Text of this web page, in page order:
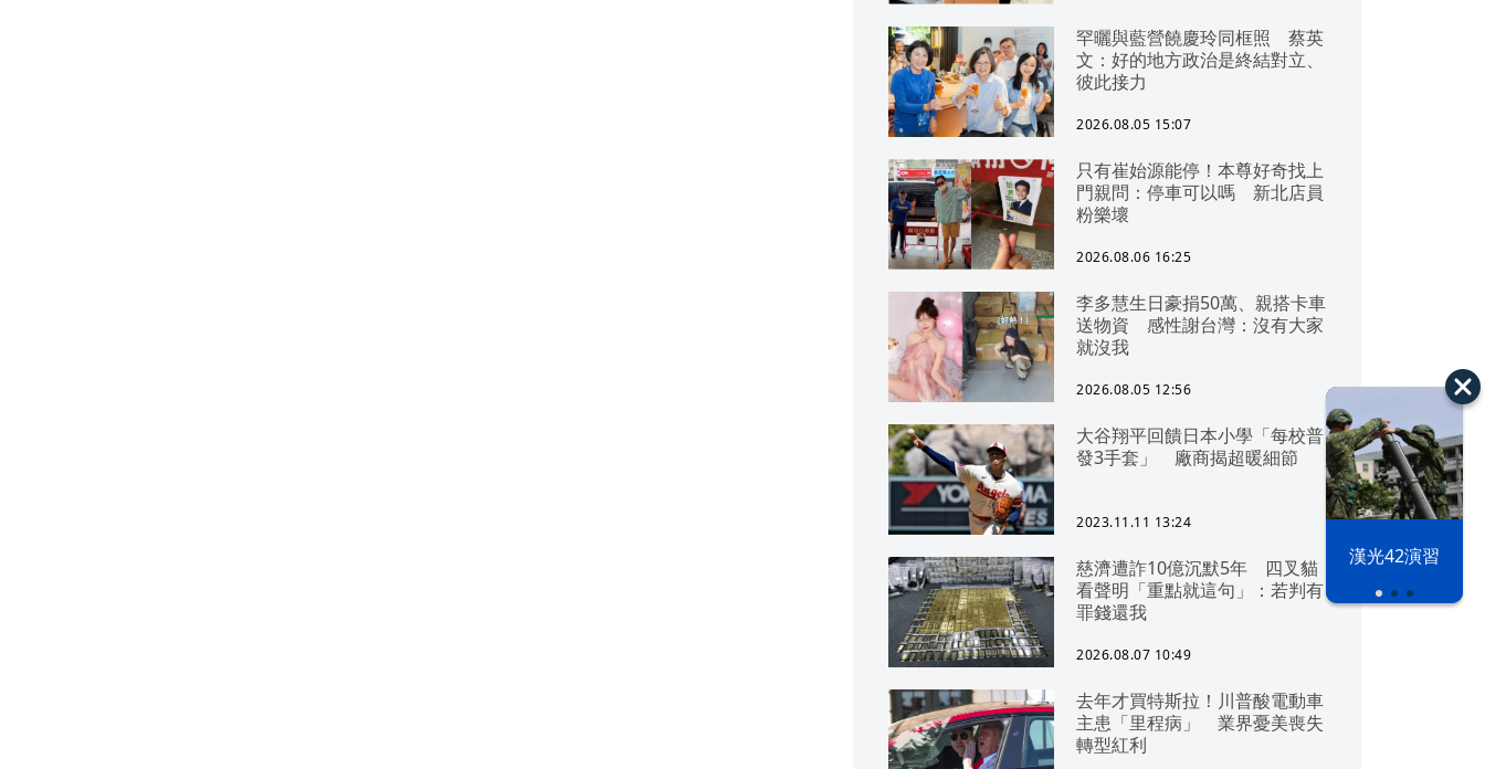
漢光42演習
罕曬與藍營饒慶玲同框照 蔡英
文：好的地方政治是終結對立、
彼此接力
2026.08.05 15:07
只有崔始源能停！本尊好奇找上
門親問：停車可以嗎 新北店員
粉樂壞
2026.08.06 16:25
李多慧生日豪捐50萬、親搭卡車
送物資 感性謝台灣：沒有大家
就沒我
2026.08.05 12:56
大谷翔平回饋日本小學「每校普
發3手套」 廠商揭超暖細節
2023.11.11 13:24
慈濟遭詐10億沉默5年 四叉貓
看聲明「重點就這句」：若判有
罪錢還我
2026.08.07 10:49
去年才買特斯拉！川普酸電動車
主患「里程病」 業界憂美喪失
轉型紅利